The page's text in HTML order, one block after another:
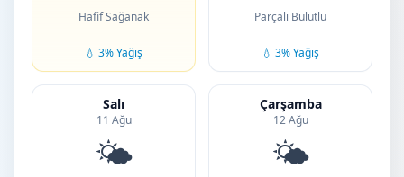
Hafif Sağanak
💧 3% Yağış
Parçalı Bulutlu
💧 3% Yağış
Salı
11 Ağu
🌤️
Çarşamba
12 Ağu
🌤️